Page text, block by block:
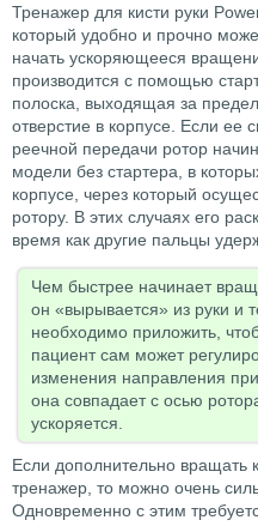
Тренажер для кисти руки
который удобно и прочно
начать ускоряющееся
производится с помощью
полоска, выходящая за
отверстие в корпусе. Если ее
реечной передачи ротор
модели без стартера, в
корпусе, через который
ротору. В этих случаях его
время как другие пальцы
Чем быстрее начинает
он «вырывается» из руки и
необходимо приложить,
пациент сам может
изменения направления
она совпадает с осью
ускоряется.
Если дополнительно вращать
тренажер, то можно очень
Одновременно с этим